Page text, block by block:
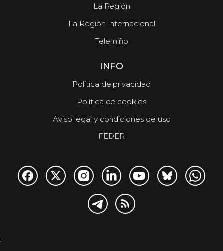
La Región
La Región Internacional
Telemiño
INFO
Política de privacidad
Política de cookies
Aviso legal y condiciones de uso
FEDER